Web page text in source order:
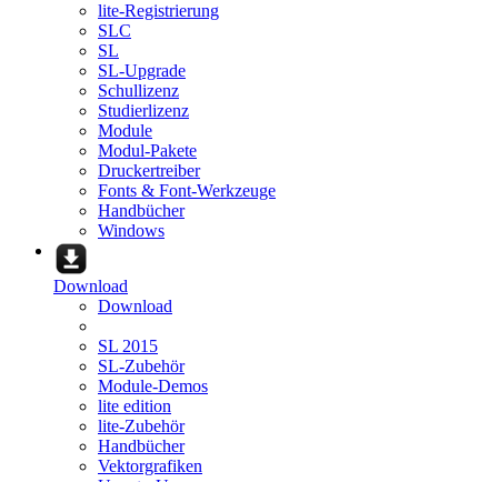
lite-Registrierung
SLC
SL
SL-Upgrade
Schullizenz
Studierlizenz
Module
Modul-Pakete
Druckertreiber
Fonts & Font-Werkzeuge
Handbücher
Windows
Download
Download
SL 2015
SL-Zubehör
Module-Demos
lite edition
lite-Zubehör
Handbücher
Vektorgrafiken